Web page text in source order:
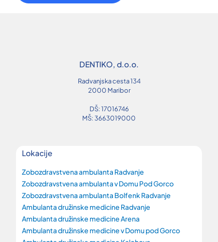
DENTIKO, d.o.o.
Radvanjska cesta 134
2000 Maribor
DŠ: 17016746
MŠ: 3663019000
Lokacije
Zobozdravstvena ambulanta Radvanje
Zobozdravstvena ambulanta v Domu Pod Gorco
Zobozdravstvena ambulanta Bolfenk Radvanje
Ambulanta družinske medicine Radvanje
Ambulanta družinske medicine Arena
Ambulanta družinske medicine v Domu pod Gorco